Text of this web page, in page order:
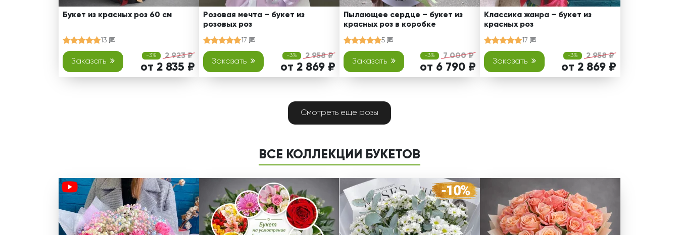
Букет из красных роз 60 см
13
Заказать
-3% 2 923 ₽
от 2 835 ₽
Розовая мечта – букет из
розовых роз
17
Заказать
-3% 2 958 ₽
от 2 869 ₽
Пылающее сердце – букет из
красных роз в коробке
5
Заказать
-3% 7 000 ₽
от 6 790 ₽
Классика жанра – букет из
красных роз
17
Заказать
-3% 2 958 ₽
от 2 869 ₽
Смотреть еще розы
ВСЕ КОЛЛЕКЦИИ БУКЕТОВ